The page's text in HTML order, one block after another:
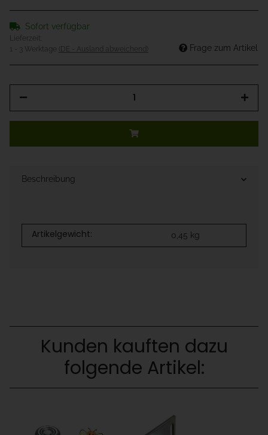
Sofort verfügbar
Lieferzeit:
1 - 3 Werktage
(DE - Ausland abweichend) Frage zum Artikel
Beschreibung
Artikelgewicht: 0,45 kg
Kunden kauften dazu
folgende Artikel: